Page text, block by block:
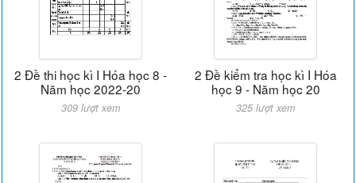
2 Đề thi học kì I Hóa học 8 -
Năm học 2022-20
309 lượt xem
2 Đề kiểm tra học kì I Hóa
học 9 - Năm học 20
325 lượt xem